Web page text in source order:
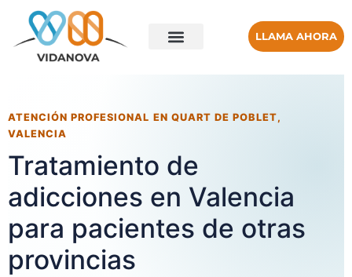
LLAMA AHORA
ATENCIÓN PROFESIONAL EN QUART DE POBLET,
VALENCIA
Tratamiento de
adicciones en Valencia
para pacientes de otras
provincias